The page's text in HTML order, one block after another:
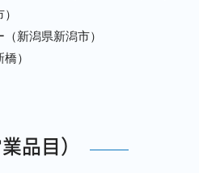
新潟県新潟市）
）
品目）